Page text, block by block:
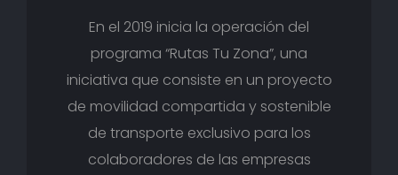
En el 2019 inicia la operación del
programa “Rutas Tu Zona”, una
iniciativa que consiste en un proyecto
de movilidad compartida y sostenible
de transporte exclusivo para los
colaboradores de las empresas